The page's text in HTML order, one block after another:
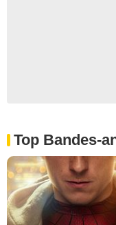
Top Bandes-